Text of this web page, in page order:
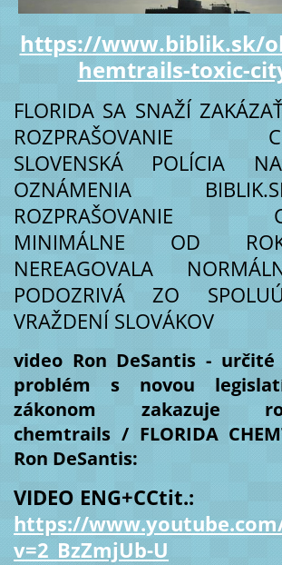
https://www.biblik.sk/
hemtrails-toxic-
FLORIDA SA SNAŽÍ
ROZPRAŠOVANIE
SLOVENSKÁ POLÍCIA
OZNÁMENIA
ROZPRAŠOVANIE
MINIMÁLNE OD
NEREAGOVALA
PODOZRIVÁ ZO
VRAŽDENÍ SLOVÁKOV
video Ron DeSantis -
problém s novou
zákonom zakazuje
chemtrails / FLORIDA
Ron DeSantis:
VIDEO ENG+CCtit.:
https://
v=2_BzZmjUb-U